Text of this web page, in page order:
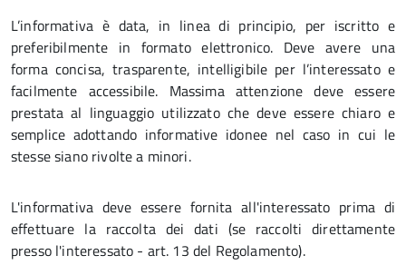
L’informativa è data, in linea di principio, per iscritto e
preferibilmente in formato elettronico. Deve avere una
forma concisa, trasparente, intelligibile per l’interessato e
facilmente accessibile. Massima attenzione deve essere
prestata al linguaggio utilizzato che deve essere chiaro e
semplice adottando informative idonee nel caso in cui le
stesse siano rivolte a minori.
L'informativa deve essere fornita all'interessato prima di
effettuare la raccolta dei dati (se raccolti direttamente
presso l'interessato - art. 13 del Regolamento).